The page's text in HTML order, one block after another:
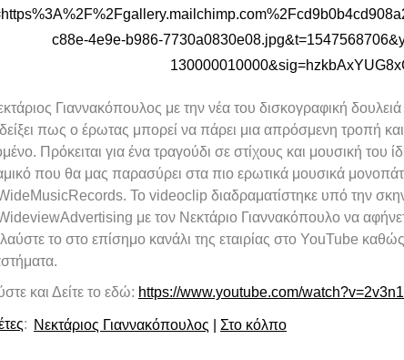
Γιαννακόπουλος με την νέα του δισκογραφική
πως ο έρωτας μπορεί να πάρει μια απρόσμενη τροπή και
Πρόκειται για ένα τραγούδι σε στίχους και μουσική του
που θα μας παρασύρει στα πιο ερωτικά μουσικά
Το videoclip διαδραματίστηκε υπό την
με τον Νεκτάριο Γιαννακόπουλο να
το στο επίσημο κανάλι της εταιρίας στο YouTube
και Δείτε το εδώ: https://www.youtube.com/
: Νεκτάριος Γιαννακόπουλος Στο κόλπο